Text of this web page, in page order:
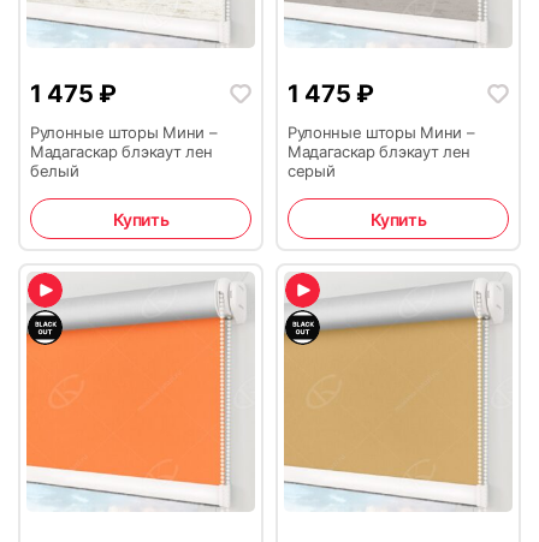
1 475 ₽
Рулонные шторы Мини –
Мадагаскар блэкаут лен
белый
Купить
1 475 ₽
Рулонные шторы Мини –
Мадагаскар блэкаут лен
серый
Купить